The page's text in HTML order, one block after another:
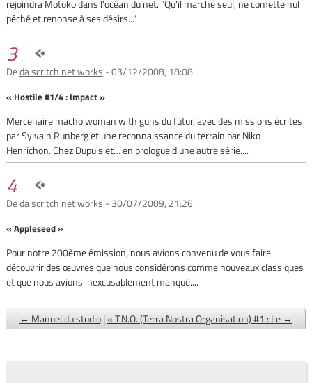
rejoindra Motoko dans l'océan du net. "Qu'il marche seul, ne comette nul
péché et renonse à ses désirs..."
3
Deda scritch net works - 03/12/2008, 18:08
« Hostile #1/4 : Impact »
Mercenaire macho woman with guns du futur, avec des missions écrites
par Sylvain Runberg et une reconnaissance du terrain par Niko
Henrichon. Chez Dupuis et… en prologue d'une autre série....
4
Deda scritch net works - 30/07/2009, 21:26
« Appleseed »
Pour notre 200ème émission, nous avions convenu de vous faire
découvrir des œuvres que nous considérons comme nouveaux classiques
et que nous avions inexcusablement manqué....
← Manuel du studio |« T.N.O. (Terra Nostra Organisation) #1 : Le →